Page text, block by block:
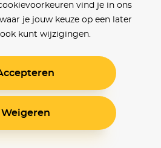
vind je in ons
je jouw keuze op een later
kunt wijzigingen.
Weigeren